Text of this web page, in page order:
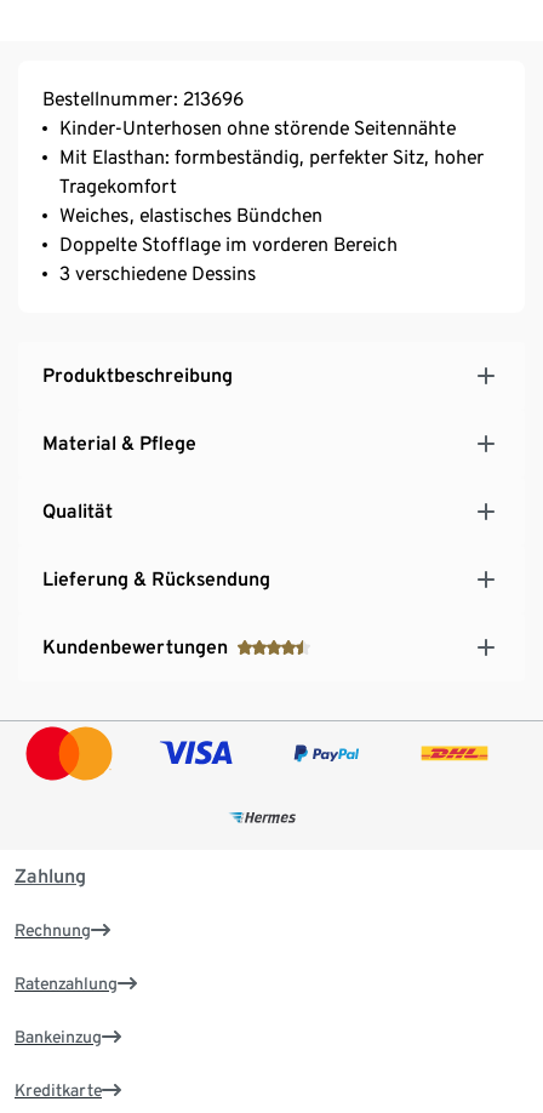
Bestellnummer: 213696
Kinder-Unterhosen ohne störende Seitennähte
Mit Elasthan: formbeständig, perfekter Sitz, hoher
Tragekomfort
Weiches, elastisches Bündchen
Doppelte Stofflage im vorderen Bereich
3 verschiedene Dessins
Produktbeschreibung
Material & Pflege
Qualität
Lieferung & Rücksendung
Kundenbewertungen
Zahlung
Rechnung
Ratenzahlung
Bankeinzug
Kreditkarte